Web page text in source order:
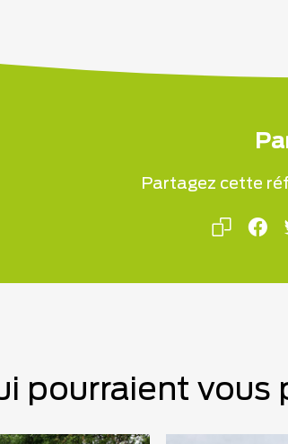
Partagez cette
pourraient vous